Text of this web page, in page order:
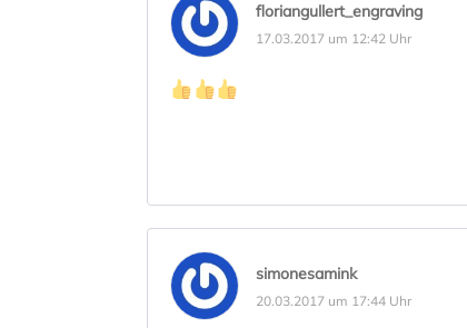
floriangullert_engraving
17.03.2017 um 12:42 Uhr
simonesamink
20.03.2017 um 17:44 Uhr